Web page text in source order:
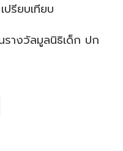
เปรียบเทียบ
รางวัลมูลนิธิเด็ก ปก